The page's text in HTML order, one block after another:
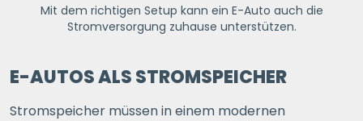
Mit dem richtigen Setup kann ein E-Auto auch die
Stromversorgung zuhause unterstützen.
E-AUTOS ALS STROMSPEICHER
Stromspeicher müssen in einem modernen